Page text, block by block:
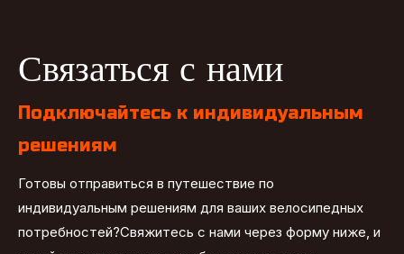
Связаться с нами
Подключайтесь к индивидуальным
решениям
Готовы отправиться в путешествие по
индивидуальным решениям для ваших велосипедных
потребностей?Свяжитесь с нами через форму ниже, и